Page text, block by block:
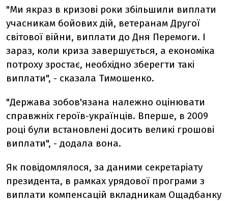
"Ми якраз в кризові роки збільшили виплати
учасникам бойових дій, ветеранам Другої
світової війни, виплати до Дня Перемоги. І
зараз, коли криза завершується, а економіка
потроху зростає, необхідно зберегти такі
виплати", - сказала Тимошенко.
"Держава зобов'язана належно оцінювати
справжніх героїв-українців. Вперше, в 2009
році були встановлені досить великі грошові
виплати", - додала вона.
Як повідомлялося, за даними секретаріату
президента, в рамках урядової програми з
виплати компенсацій вкладникам Ощадбанку